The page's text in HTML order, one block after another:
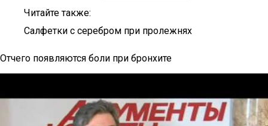
Читайте также:
Салфетки с серебром при пролежнях
Отчего появляются боли при бронхите